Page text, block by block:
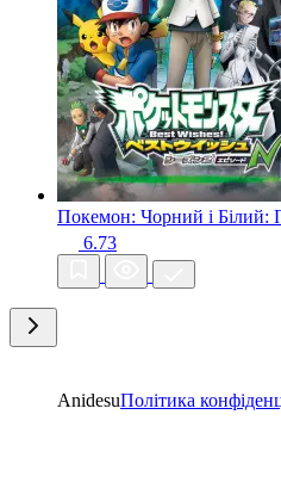
Покемон: Чорний і Білий:
6.73
AnidesuПолітика